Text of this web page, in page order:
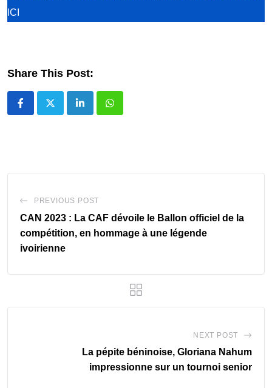
ICI
Share This Post:
LinkedInWhatsapp
PREVIOUS POST
CAN 2023 : La CAF dévoile le Ballon officiel de la
compétition, en hommage à une légende
ivoirienne
NEXT POST
La pépite béninoise, Gloriana Nahum
impressionne sur un tournoi senior